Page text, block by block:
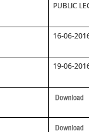
PUBLIC
16-06-
19-06-